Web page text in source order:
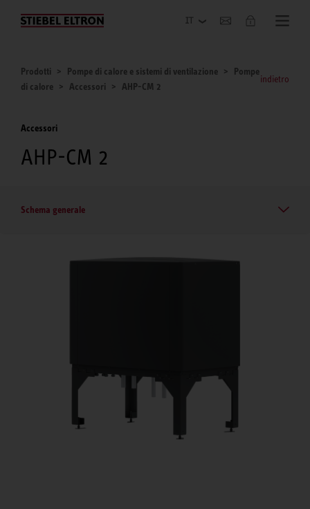
Azienda
Prodotti Pompe di calore e sistemi di ventilazione
Pompe
di calore
Accessori AHP-CM 2
indietro
Accessori
AHP-CM 2
Schema generale